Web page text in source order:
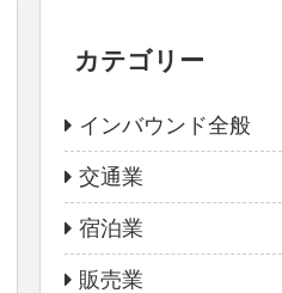
カテゴリー
インバウンド全般
交通業
宿泊業
販売業